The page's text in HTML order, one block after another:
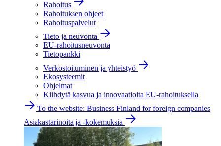
Rahoitus
Rahoituksen ohjeet
Rahoituspalvelut
Tieto ja neuvonta
EU-rahoitusneuvonta
Tietopankki
Verkostoituminen ja yhteistyö
Ekosysteemit
Ohjelmat
Kiihdytä kasvua ja innovaatioita EU-rahoituksella
To the website: Business Finland for foreign companies
Asiakastarinoita ja -kokemuksia